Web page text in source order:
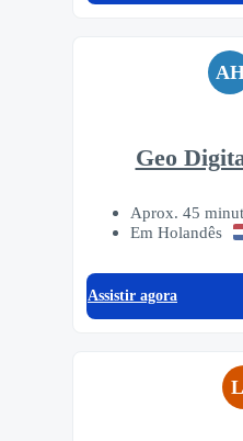
Geo
Aprox. 45
Em Holandês
Assistir agora